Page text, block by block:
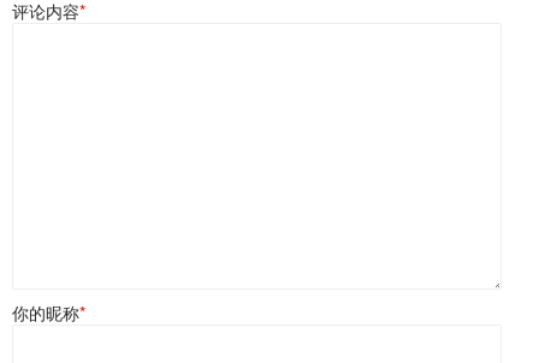
评论内容*
你的昵称*